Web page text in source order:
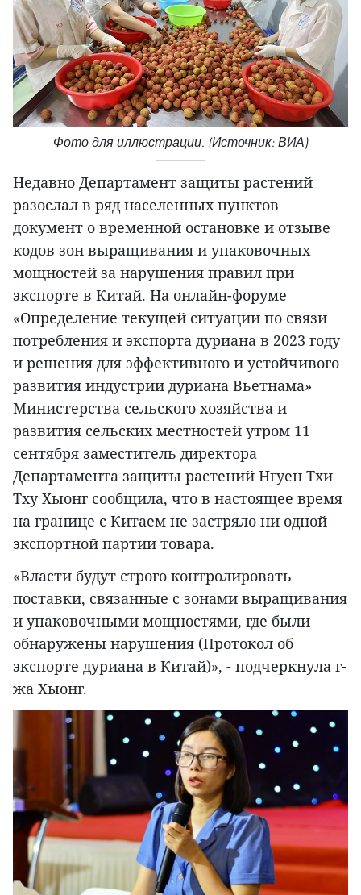
Фото для иллюстрации. (Источник: ВИА)
Недавно Департамент защиты растений
разослал в ряд населенных пунктов
документ о временной остановке и отзыве
кодов зон выращивания и упаковочных
мощностей за нарушения правил при
экспорте в Китай. На онлайн-форуме
«Определение текущей ситуации по связи
потребления и экспорта дуриана в 2023 году
и решения для эффективного и устойчивого
развития индустрии дуриана Вьетнама»
Министерства сельского хозяйства и
развития сельских местностей утром 11
сентября заместитель директора
Департамента защиты растений Нгуен Тхи
Тху Хыонг сообщила, что в настоящее время
на границе с Китаем не застряло ни одной
экспортной партии товара.
«Власти будут строго контролировать
поставки, связанные с зонами выращивания
и упаковочными мощностями, где были
обнаружены нарушения (Протокол об
экспорте дуриана в Китай)», - подчеркнула г-
жа Хыонг.